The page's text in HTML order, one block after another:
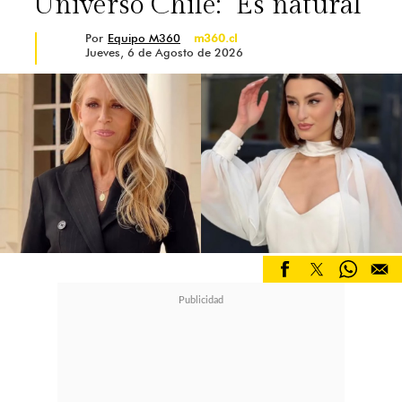
"Era muy talentoso, andaba con él
para todos lados. Era su muñequita,
me vestía. Quería que fuera modelo,
entonces me llevaba a casting, a
cosas",
recordó.
La actriz reconoció que aquel
Por Equipo M360
m360.cl
Jueves, 6 de Agosto de 2026